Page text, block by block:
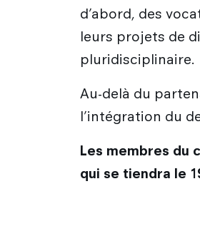
d’abord, des
leurs projets de
pluridisciplinaire.
Au-delà du
l’intégration du
Les membres du
qui se tiendra le